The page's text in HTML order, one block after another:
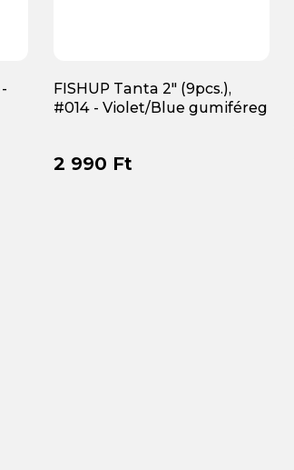
FISHUP Tanta 2" (9pcs.),
#014 - Violet/Blue gumiféreg
2 990 Ft